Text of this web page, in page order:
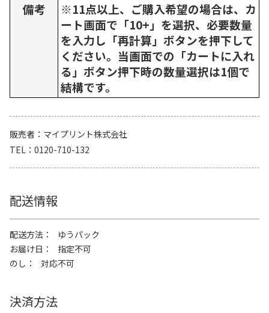
備考
※11点以上、ご購入希望の場合は、カ
ート画面で「10+」を選択、必要数量
を入力し「再計算」ボタンを押下して
ください。当画面での「カートに入れ
る」ボタン押下時の数量選択は1個で
結構です。
販売者
マイプリント株式会社
TEL
0120-710-132
配送情報
配送方法
ゆうパック
お届け日
指定不可
のし
対応不可
決済方法